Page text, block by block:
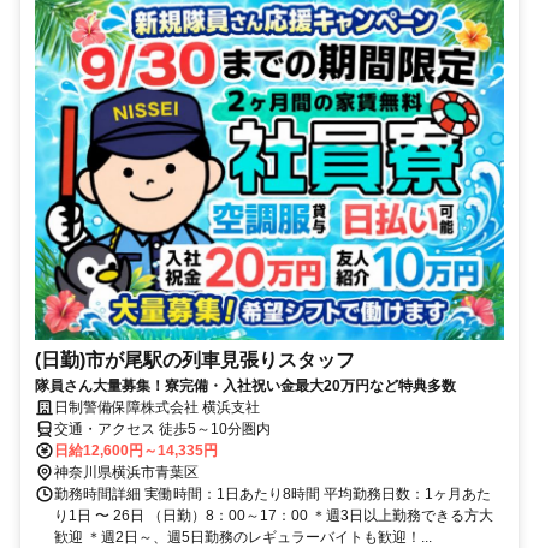
(日勤)市が尾駅の列車見張りスタッフ
隊員さん大量募集！寮完備・入社祝い金最大20万円など特典多数
日制警備保障株式会社 横浜支社
交通・アクセス 徒歩5～10分圏内
日給12,600円～14,335円
神奈川県横浜市青葉区
勤務時間詳細 実働時間：1日あたり8時間 平均勤務日数：1ヶ月あた
り1日 〜 26日 （日勤）8：00～17：00 ＊週3日以上勤務できる方大
歓迎 ＊週2日～、週5日勤務のレギュラーバイトも歓迎！...